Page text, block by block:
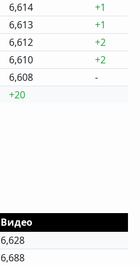
6,614
+1
6,613
+1
6,612
+2
6,610
+2
6,608
-
+20
Видео
6,628
6,688